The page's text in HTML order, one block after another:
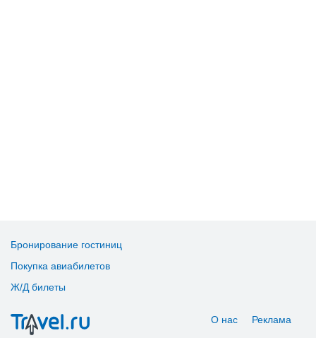
Бронирование гостиниц
Покупка авиабилетов
Ж/Д билеты
О нас Реклама